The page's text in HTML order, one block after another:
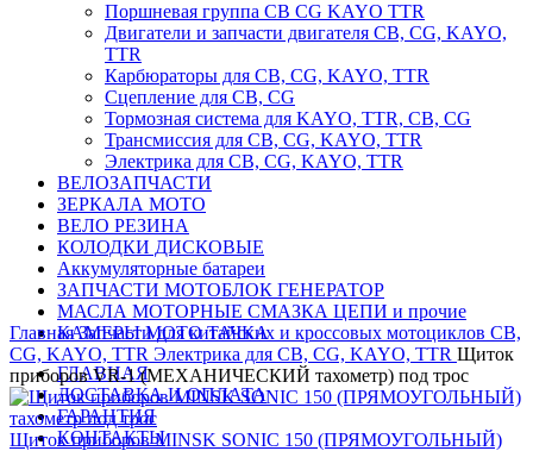
Поршневая группа CB CG KAYO TTR
Двигатели и запчасти двигателя CB, CG, KAYO,
TTR
Карбюраторы для CB, CG, KAYO, TTR
Сцепление для CB, CG
Тормозная система для KAYO, TTR, CB, CG
Трансмиссия для CB, CG, KAYO, TTR
Электрика для CB, CG, KAYO, TTR
ВЕЛОЗАПЧАСТИ
ЗЕРКАЛА МОТО
ВЕЛО РЕЗИНА
КОЛОДКИ ДИСКОВЫЕ
Аккумуляторные батареи
ЗАПЧАСТИ МОТОБЛОК ГЕНЕРАТОР
МАСЛА МОТОРНЫЕ СМАЗКА ЦЕПИ и прочие
КАМЕРЫ МОТО ТАЧКА
ГЛАВНАЯ
ДОСТАВКА И ОПЛАТА
ГАРАНТИЯ
КОНТАКТЫ
ГлавнаяЗапчасти для китайских и кроссовых мотоциклов CB,
CG, KAYO, TTR Электрика для CB, CG, KAYO, TTR Щиток
приборов VR-1 (МЕХАНИЧЕСКИЙ тахометр) под трос
Щиток приборов MINSK SONIC 150 (ПРЯМОУГОЛЬНЫЙ)